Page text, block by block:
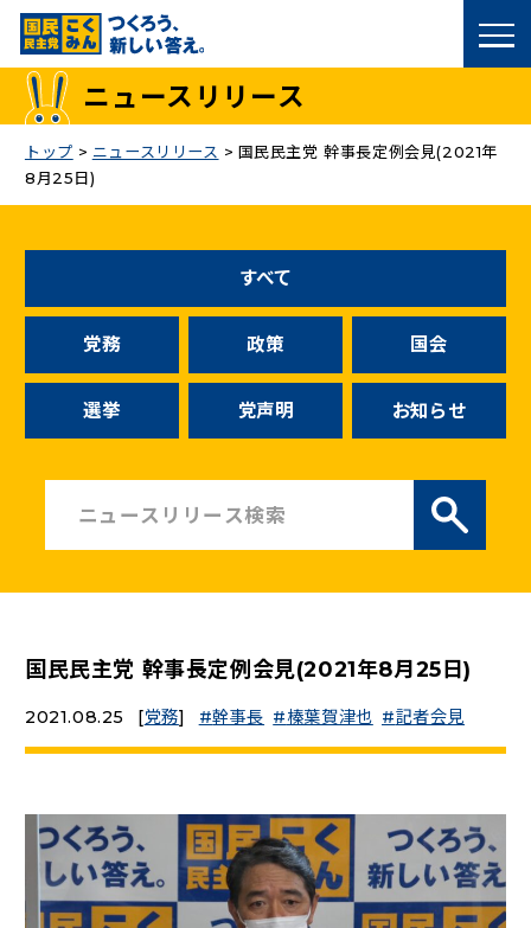
国民民主党トップ
議員
候補者公募
こくみん政治塾
お問い合わせ
ニュースリリース
こくみんうさぎの部屋
参加・サポート
TEAMこくみんうさぎ（新しいタブで開く）
こくみんオンラインスクール（新しいタブで開く）
国民民主党学生部（新しいタブで開く）
ニュースリリース
トップ > ニュースリリース > 国民民主党 幹事長定例会見(2021年
8月25日)
すべて
党務 政策 国会
選挙 党声明 お知らせ
国民民主党 幹事長定例会見(2021年8月25日)
2021.08.25 [党務] 幹事長 榛葉賀津也 記者会見